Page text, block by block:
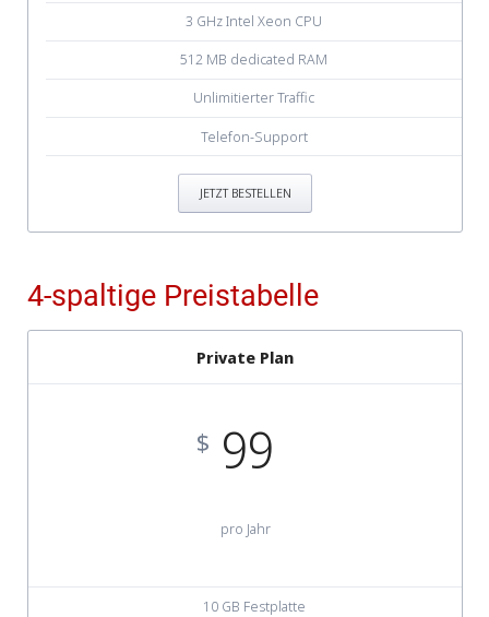
3 GHz Intel Xeon CPU
512 MB dedicated RAM
Unlimitierter Traffic
Telefon-Support
JETZT BESTELLEN
4-spaltige Preistabelle
Private Plan
$ 99
pro Jahr
10 GB Festplatte